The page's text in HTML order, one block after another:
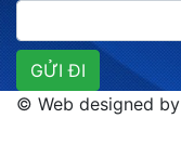
© Web designed by